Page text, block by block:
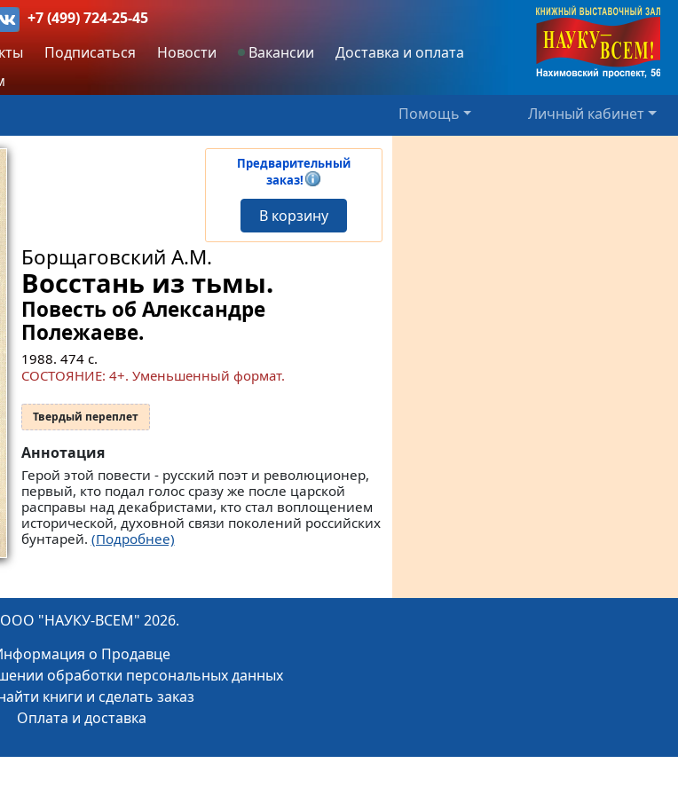
+7 (499) 724-25-45
Подписаться Новости Вакансии
Доставка и оплата
Помощь Личный кабинет
Предварительный
заказ!
В корзину
Борщаговский А.М.
Восстань из тьмы.
Повесть об Александре
Полежаеве.
1988. 474с.
СОСТОЯНИЕ: 4+. Уменьшенный формат.
Твердый переплет
Аннотация
Герой этой повести - русский поэт и революционер,
первый, кто подал голос сразу же после царской
расправы над декабристами, кто стал воплощением
исторической, духовной связи поколений российских
бунтарей. (Подробнее)
"НАУКУ-ВСЕМ" 2026.
о Продавце
обработки персональных данных
книги и сделать заказ
Оплата и доставка